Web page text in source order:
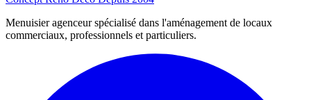
Menuisier agenceur spécialisé dans l'aménagement de locaux
commerciaux, professionnels et particuliers.